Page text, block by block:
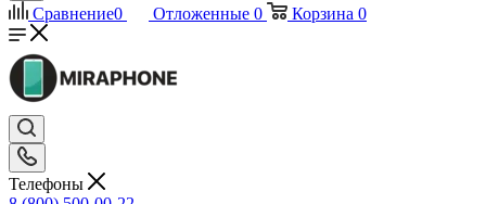
Сравнение0 Отложенные 0 Корзина 0
Телефоны